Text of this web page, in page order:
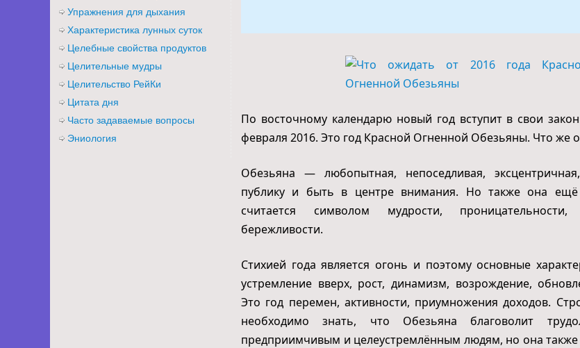
По восточному календарю новый год вступит в свои
февраля 2016. Это год Красной Огненной Обезьяны. Что же
Обезьяна — любопытная, непоседливая,
публику и быть в центре внимания. Но также она
считается символом мудрости,
бережливости.
Стихией года является огонь и поэтому основные
устремление вверх, рост, динамизм, возрождение,
Это год перемен, активности, приумножения доходов.
необходимо знать, что Обезьяна благоволит
предприимчивым и целеустремлённым людям, но она
Упражнения для дыхания
Характеристика лунных суток
Целебные свойства продуктов
Целительные мудры
Целительство РейКи
Цитата дня
Часто задаваемые вопросы
Эниология